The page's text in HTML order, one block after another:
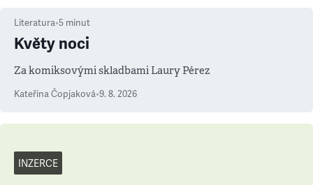
Literatura•5 minut
Květy noci
Za komiksovými skladbami Laury Pérez
Kateřina Čopjaková•9. 8. 2026
INZERCE